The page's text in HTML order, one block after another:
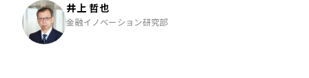
井上 哲也
金融イノベーション研究部